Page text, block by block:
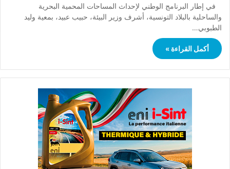
في إطار البرنامج الوطني لإحداث المساحات المحمية البحرية
والساحلية بالبلاد التونسية، أشرف وزير البيئة، حبيب عبيد، بمعية وليد
الطبوبي…
أكمل القراءة »